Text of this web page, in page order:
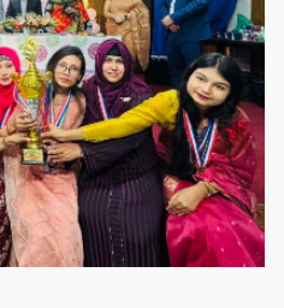
মুহূর্ত
মুহূর্ত